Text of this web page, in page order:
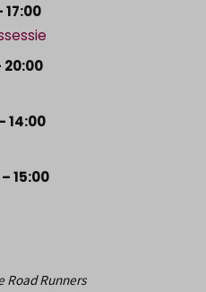
17:00
20:00
14:00
– 15:00
Road Runners